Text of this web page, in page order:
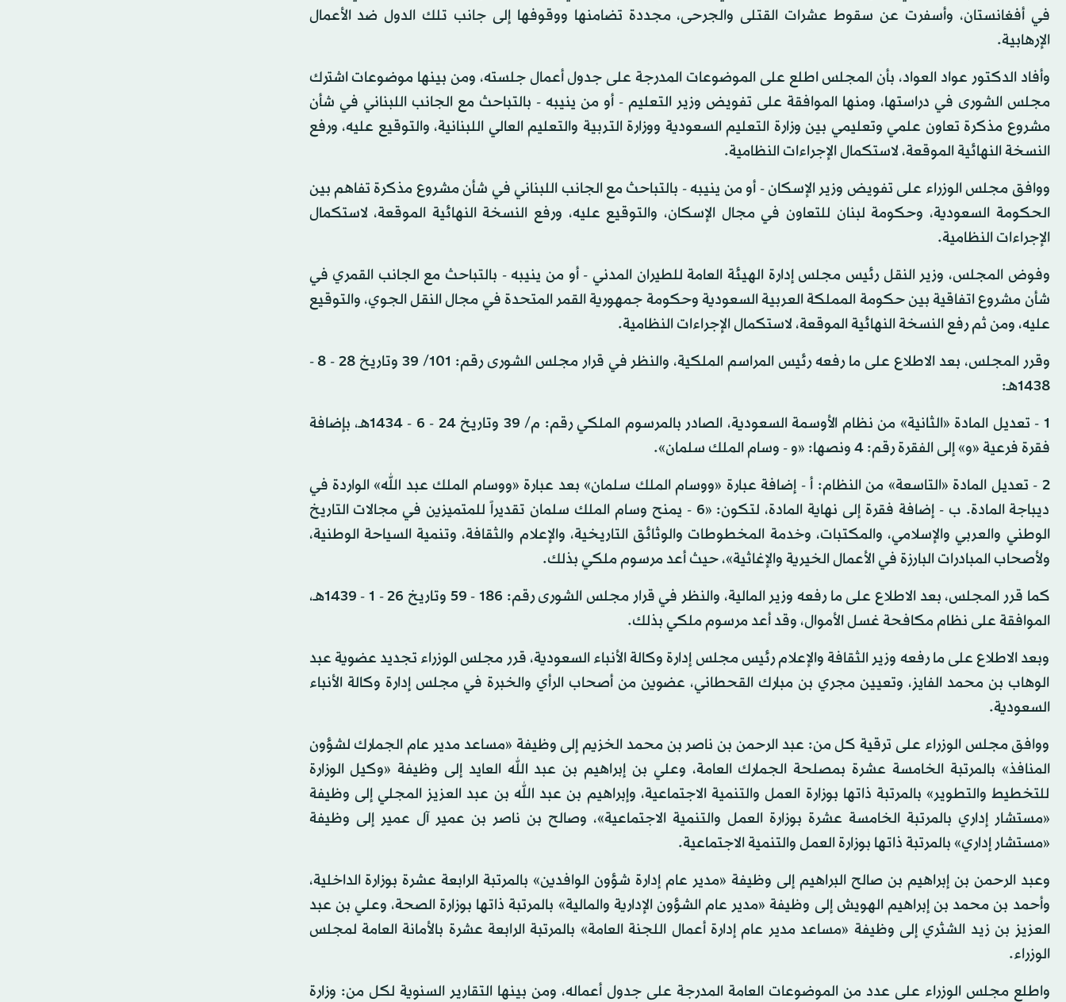
في أفغانستان، وأسفرت عن سقوط عشرات القتلى والجرحى، مجددة تضامنها ووقوفها إلى جانب تلك الدول ضد الأعمال
الإرهابية.
وأفاد الدكتور عواد العواد، بأن المجلس اطلع على الموضوعات المدرجة على جدول أعمال جلسته، ومن بينها موضوعات اشترك
مجلس الشورى في دراستها، ومنها الموافقة على تفويض وزير التعليم - أو من ينيبه - بالتباحث مع الجانب اللبناني في شأن
مشروع مذكرة تعاون علمي وتعليمي بين وزارة التعليم السعودية ووزارة التربية والتعليم العالي اللبنانية، والتوقيع عليه، ورفع
النسخة النهائية الموقعة، لاستكمال الإجراءات النظامية.
ووافق مجلس الوزراء على تفويض وزير الإسكان - أو من ينيبه - بالتباحث مع الجانب اللبناني في شأن مشروع مذكرة تفاهم بين
الحكومة السعودية، وحكومة لبنان للتعاون في مجال الإسكان، والتوقيع عليه، ورفع النسخة النهائية الموقعة، لاستكمال
الإجراءات النظامية.
وفوض المجلس، وزير النقل رئيس مجلس إدارة الهيئة العامة للطيران المدني - أو من ينيبه - بالتباحث مع الجانب القمري في
شأن مشروع اتفاقية بين حكومة المملكة العربية السعودية وحكومة جمهورية القمر المتحدة في مجال النقل الجوي، والتوقيع
عليه، ومن ثم رفع النسخة النهائية الموقعة، لاستكمال الإجراءات النظامية.
وقرر المجلس، بعد الاطلاع على ما رفعه رئيس المراسم الملكية، والنظر في قرار مجلس الشورى رقم: 101/ 39 وتاريخ 28 - 8 -
1438هـ:
1 - تعديل المادة «الثانية» من نظام الأوسمة السعودية، الصادر بالمرسوم الملكي رقم: م/ 39 وتاريخ 24 - 6 - 1434هـ، بإضافة
فقرة فرعية «و» إلى الفقرة رقم: 4 ونصها: «و - وسام الملك سلمان».
2 - تعديل المادة «التاسعة» من النظام: أ - إضافة عبارة «ووسام الملك سلمان» بعد عبارة «ووسام الملك عبد الله» الواردة في
ديباجة المادة. ب - إضافة فقرة إلى نهاية المادة، لتكون: «6 - يمنح وسام الملك سلمان تقديراً للمتميزين في مجالات التاريخ
الوطني والعربي والإسلامي، والمكتبات، وخدمة المخطوطات والوثائق التاريخية، والإعلام والثقافة، وتنمية السياحة الوطنية،
ولأصحاب المبادرات البارزة في الأعمال الخيرية والإغاثية»، حيث أعد مرسوم ملكي بذلك.
كما قرر المجلس، بعد الاطلاع على ما رفعه وزير المالية، والنظر في قرار مجلس الشورى رقم: 186 - 59 وتاريخ 26 - 1 - 1439هـ،
الموافقة على نظام مكافحة غسل الأموال، وقد أعد مرسوم ملكي بذلك.
وبعد الاطلاع على ما رفعه وزير الثقافة والإعلام رئيس مجلس إدارة وكالة الأنباء السعودية، قرر مجلس الوزراء تجديد عضوية عبد
الوهاب بن محمد الفايز، وتعيين مجري بن مبارك القحطاني، عضوين من أصحاب الرأي والخبرة في مجلس إدارة وكالة الأنباء
السعودية.
ووافق مجلس الوزراء على ترقية كل من: عبد الرحمن بن ناصر بن محمد الخزيم إلى وظيفة «مساعد مدير عام الجمارك لشؤون
المنافذ» بالمرتبة الخامسة عشرة بمصلحة الجمارك العامة، وعلي بن إبراهيم بن عبد الله العايد إلى وظيفة «وكيل الوزارة
للتخطيط والتطوير» بالمرتبة ذاتها بوزارة العمل والتنمية الاجتماعية، وإبراهيم بن عبد الله بن عبد العزيز المجلي إلى وظيفة
«مستشار إداري بالمرتبة الخامسة عشرة بوزارة العمل والتنمية الاجتماعية»، وصالح بن ناصر بن عمير آل عمير إلى وظيفة
«مستشار إداري» بالمرتبة ذاتها بوزارة العمل والتنمية الاجتماعية.
وعبد الرحمن بن إبراهيم بن صالح البراهيم إلى وظيفة «مدير عام إدارة شؤون الوافدين» بالمرتبة الرابعة عشرة بوزارة الداخلية،
وأحمد بن محمد بن إبراهيم الهويش إلى وظيفة «مدير عام الشؤون الإدارية والمالية» بالمرتبة ذاتها بوزارة الصحة، وعلي بن عبد
العزيز بن زيد الشثري إلى وظيفة «مساعد مدير عام إدارة أعمال اللجنة العامة» بالمرتبة الرابعة عشرة بالأمانة العامة لمجلس
الوزراء.
واطلع مجلس الوزراء على عدد من الموضوعات العامة المدرجة على جدول أعماله، ومن بينها التقارير السنوية لكل من: وزارة